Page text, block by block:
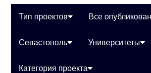
Тип проектов Все
Севастополь Университеты
Категория проекта